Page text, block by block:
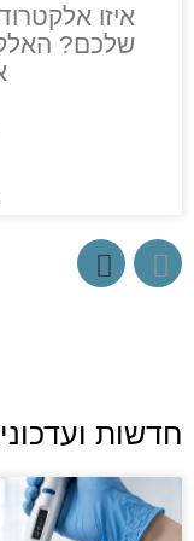
איזו
שלכם?
חדשות